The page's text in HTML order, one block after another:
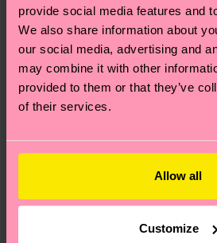
provide social media features and
We also share information about
our social media, advertising and
may combine it with other
provided to them or that they’ve
of their services.
Allow all
Customize
Du hast Fragen zu einer
Hilfebereich im Artikel
am häufigsten gestellten